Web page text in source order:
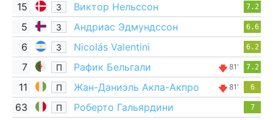
15 З Виктор Нельссон 7.2
5 З Андриас Эдмундссон 6.6
6 З Nicolás Valentini 6.2
7 П Рафик Бельгали 81' 7.2
11 П Жан-Даниэль Акпа-Акпро 81' 6
63 П Роберто Гальярдини 7